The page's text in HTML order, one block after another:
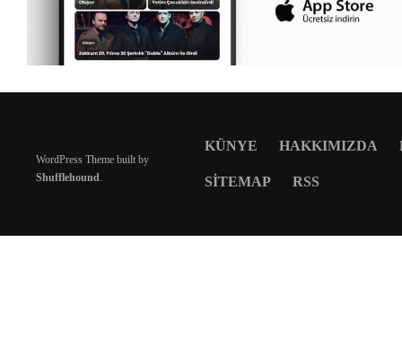
WordPress Theme built by
Shufflehound.
KÜNYE HAKKIMIZDA
SITEMAP RSS